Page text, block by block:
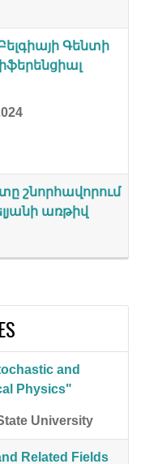
Գենտի
շնորհավորում
առթիվ
and
Physics"
University
Related Fields